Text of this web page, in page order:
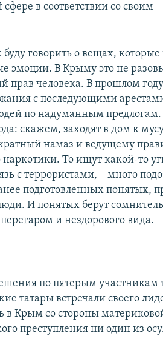
в соответствии со своим
говорить о вещах,
эмоции. В Крыму это не
прав человека. В прошлом
с последующими
по надуманным
скажем, заходят в дом к
намаз и ведущему
То ищут какой-то
с террористами, – много
подготовленных понятых,
И понятых берут
и нездорового вида.
по пятерым участникам
татары встречали своего
в Крым со стороны
преступления ни один из